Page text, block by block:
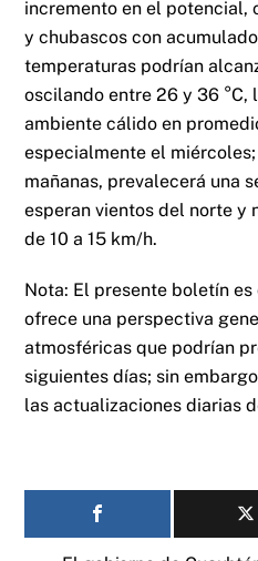
incremento en el potencial,
y chubascos con
temperaturas podrían
oscilando entre 26 y 36 °C,
ambiente cálido en
especialmente el
mañanas, prevalecerá una
esperan vientos del norte y
de 10 a 15 km/h.
Nota: El presente boletín
ofrece una perspectiva
atmosféricas que podrían
siguientes días; sin
las actualizaciones diarias